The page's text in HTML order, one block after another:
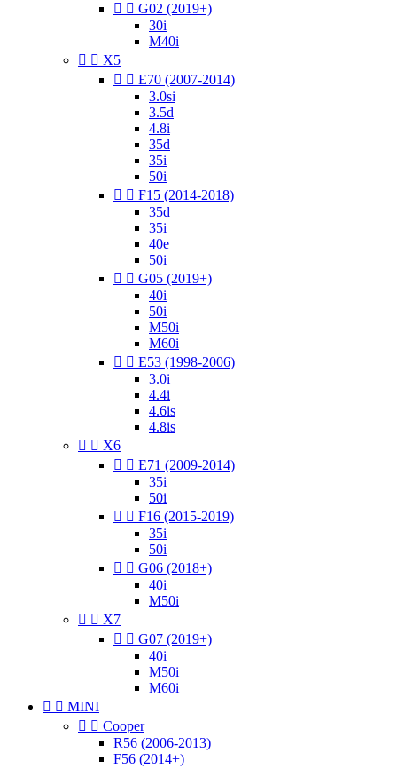
  G02 (2019+)
30i
M40i
  X5
  E70 (2007-2014)
3.0si
3.5d
4.8i
35d
35i
50i
  F15 (2014-2018)
35d
35i
40e
50i
  G05 (2019+)
40i
50i
M50i
M60i
  E53 (1998-2006)
3.0i
4.4i
4.6is
4.8is
  X6
  E71 (2009-2014)
35i
50i
  F16 (2015-2019)
35i
50i
  G06 (2018+)
40i
M50i
  X7
  G07 (2019+)
40i
M50i
M60i
  MINI
  Cooper
R56 (2006-2013)
F56 (2014+)